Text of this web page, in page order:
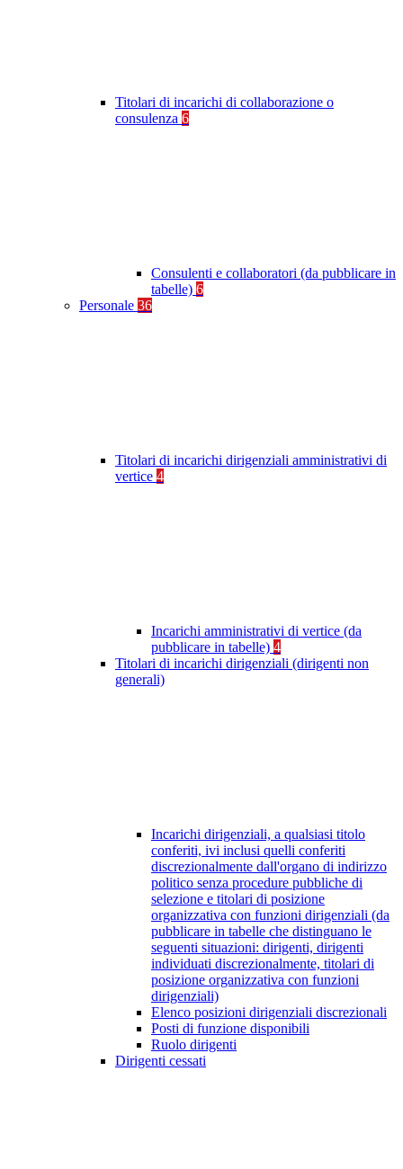
Titolari di incarichi di collaborazione o
consulenza 6
Consulenti e collaboratori (da pubblicare in
tabelle) 6
Personale 36
Titolari di incarichi dirigenziali amministrativi di
vertice 4
Incarichi amministrativi di vertice (da
pubblicare in tabelle) 4
Titolari di incarichi dirigenziali (dirigenti non
generali)
Incarichi dirigenziali, a qualsiasi titolo
conferiti, ivi inclusi quelli conferiti
discrezionalmente dall'organo di indirizzo
politico senza procedure pubbliche di
selezione e titolari di posizione
organizzativa con funzioni dirigenziali (da
pubblicare in tabelle che distinguano le
seguenti situazioni: dirigenti, dirigenti
individuati discrezionalmente, titolari di
posizione organizzativa con funzioni
dirigenziali)
Elenco posizioni dirigenziali discrezionali
Posti di funzione disponibili
Ruolo dirigenti
Dirigenti cessati